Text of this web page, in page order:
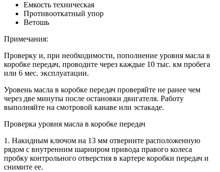
Емкость техническая
Противооткатный упор
Ветошь
Примечания:
Проверку и, при необходимости, пополнение уровня масла в
коробке передач, проводите через каждые 10 тыс. км пробега
или 6 мес. эксплуатации.
Уровень масла в коробке передач проверяйте не ранее чем
через две минуты после остановки двигателя. Работу
выполняйте на смотровой канаве или эстакаде.
Проверка уровня масла в коробке передач
1. Накидным ключом на 13 мм отверните расположенную
рядом с внутренним шарниром привода правого колеса
пробку контрольного отверстия в картере коробки передач и
снимите ее.